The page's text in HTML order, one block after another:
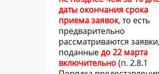
даты окончания срока
приема заявок, то есть
предварительно
рассматриваются заявки,
поданныедо 22 марта
включительно(п. 2.8.1